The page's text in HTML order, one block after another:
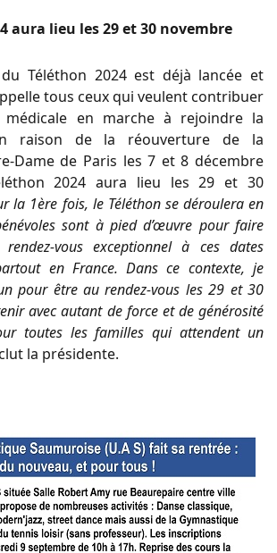
aura lieu les 29 et 30 novembre
Téléthon 2024 est déjà lancée et
tous ceux qui veulent contribuer
en marche à rejoindre la
raison de la réouverture de la
Dame de Paris les 7 et 8 décembre
2024 aura lieu les 29 et 30
la 1ère fois, le Téléthon se déroulera en
sont à pied d’œuvre pour faire
vous exceptionnel à ces dates
en France. Dans ce contexte, je
pour être au rendez-vous les 29 et 30
avec autant de force et de générosité
toutes les familles qui attendent un
la présidente.